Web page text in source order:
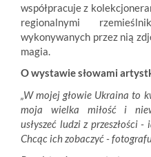
współpracuje z
regionalnymi
wykonywanych przez nią
magia.
O wystawie słowami
„W mojej głowie Ukraina to
moja wielka miłość i
usłyszeć ludzi z przeszłości
Chcąc ich zobaczyć -